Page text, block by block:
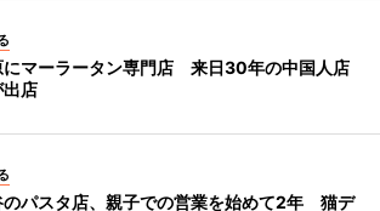
にマーラータン専門店 来日30年の中国人店
出店
のパスタ店、親子での営業を始めて2年 猫デ